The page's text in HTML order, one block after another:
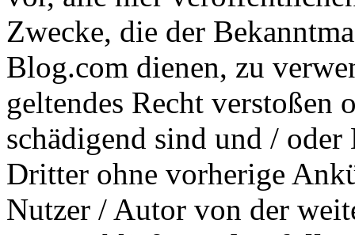
Zwecke, die der
Blog.com dienen, zu
geltendes Recht verstoßen
schädigend sind und /
Dritter ohne vorherige
Nutzer / Autor von der